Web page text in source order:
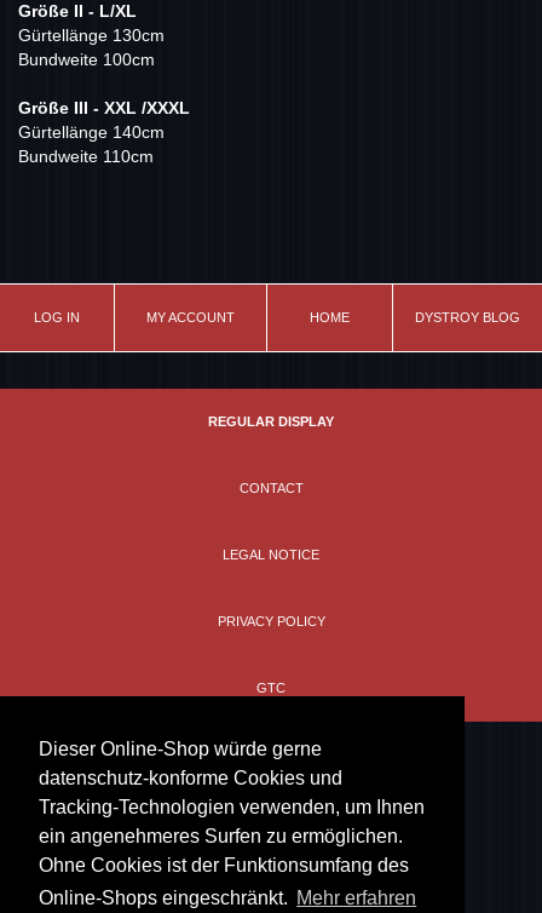
Dieser Online-Shop würde gerne
datenschutz-konforme Cookies und
Tracking-Technologien verwenden, um Ihnen
ein angenehmeres Surfen zu ermöglichen.
Ohne Cookies ist der Funktionsumfang des
Online-Shops eingeschränkt. Mehr erfahren
Größe II - L/XL
Gürtellänge 130cm
Bundweite 100cm
Größe III - XXL /XXXL
Gürtellänge 140cm
Bundweite 110cm
LOG IN MY ACCOUNT HOME DYSTROY BLOG
REGULAR DISPLAY
CONTACT
LEGAL NOTICE
PRIVACY POLICY
GTC